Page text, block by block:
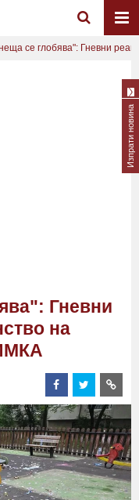
се глобява": Гневни
Гневни
на
Изпрати новина